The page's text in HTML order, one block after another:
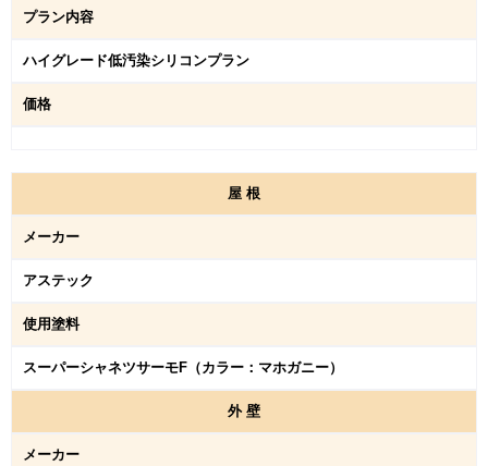
プラン内容
ハイグレード低汚染シリコンプラン
価格
屋 根
メーカー
アステック
使用塗料
スーパーシャネツサーモF（カラー：マホガニー）
外 壁
メーカー